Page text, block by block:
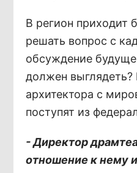
В регион приходит
решать вопрос с
обсуждение
должен выглядеть?
архитектора с
поступят из
- Директор
отношение к нему